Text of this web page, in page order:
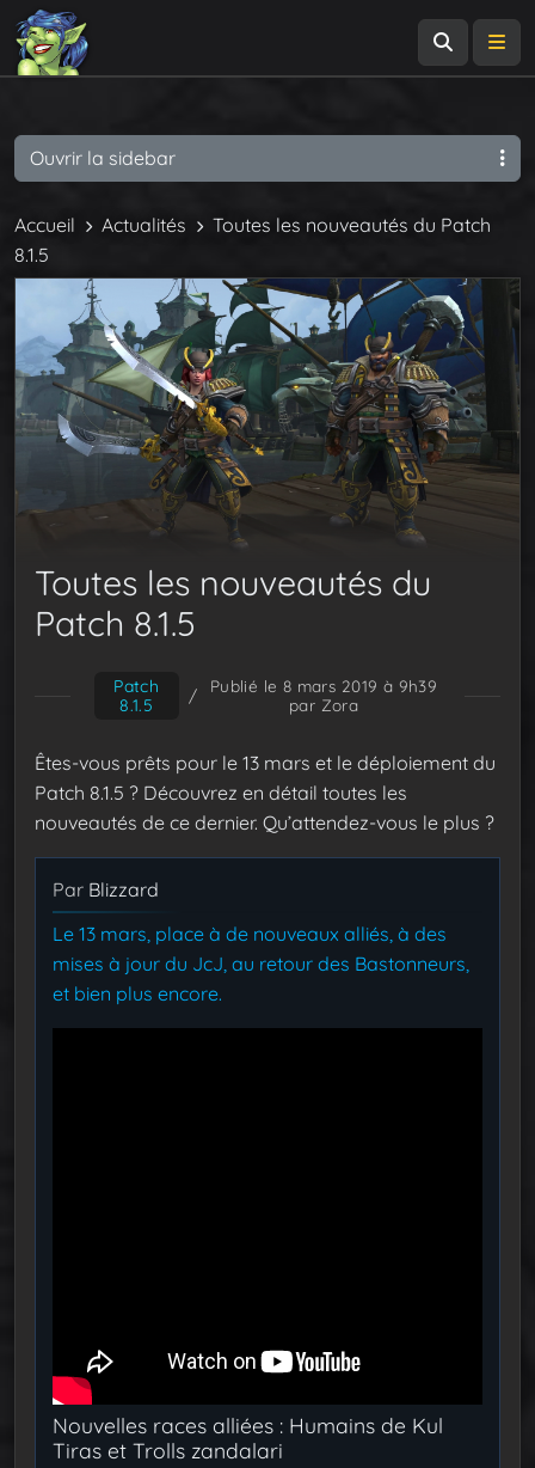
Accueil Actualités
Toutes les nouveautés du Patch
8.1.5
Toutes les nouveautés du
Patch 8.1.5
Patch
8.1.5
/
Publié le 8 mars 2019 à 9h39
par Zora
Êtes-vous prêts pour le 13 mars et le déploiement du
Patch 8.1.5 ? Découvrez en détail toutes les
nouveautés de ce dernier. Qu’attendez-vous le plus ?
Par Blizzard
Le 13 mars, place à de nouveaux alliés, à des
mises à jour du JcJ, au retour des Bastonneurs,
et bien plus encore.
Nouvelles races alliées : Humains de Kul
Tiras et Trolls zandalari
Ouvrir la sidebar